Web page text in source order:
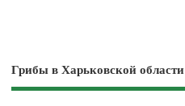
Грибы в Харьковской области